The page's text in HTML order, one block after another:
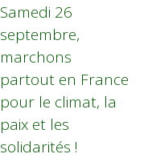
Samedi 26
septembre,
marchons
partout en France
pour le climat, la
paix et les
solidarités !